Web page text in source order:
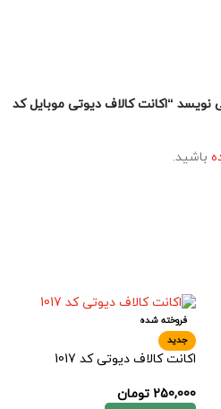
“اکانت کالاف دیوتی موبایل کد
باشید.
فروخته شده
جدید
اکانت کالاف دیوتی کد 1017
250,000 تومان